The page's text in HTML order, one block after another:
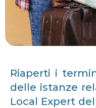
Riaperti i
delle istanze
Local Expert